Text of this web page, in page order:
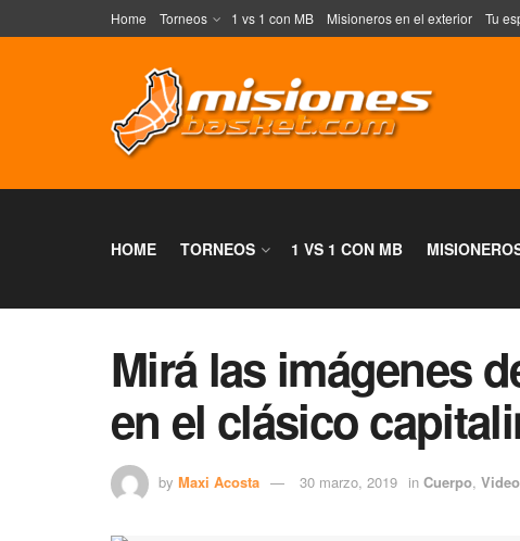
Home Torneos 1 vs 1 con MB Misioneros en el exterior Tu
HOME TORNEOS 1 VS 1 CON MB
Mirá las imágenes
en el clásico
by Maxi Acosta 30 marzo, 2019 in Cuerpo,